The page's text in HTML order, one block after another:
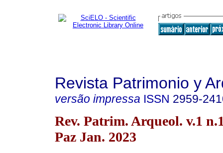
Revista Patrimonio y
versão impressa ISSN 2959-
Rev. Patrim. Arqueol. v.1
Paz Jan. 2023